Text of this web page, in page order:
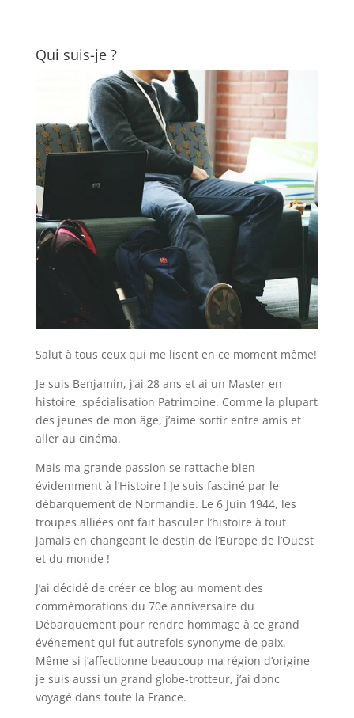
Qui suis-je ?
Salut à tous ceux qui me lisent en ce moment même!
Je suis Benjamin, j’ai 28 ans et ai un Master en
histoire, spécialisation Patrimoine. Comme la plupart
des jeunes de mon âge, j’aime sortir entre amis et
aller au cinéma.
Mais ma grande passion se rattache bien
évidemment à l’Histoire ! Je suis fasciné par le
débarquement de Normandie. Le 6 Juin 1944, les
troupes alliées ont fait basculer l’histoire à tout
jamais en changeant le destin de l’Europe de l’Ouest
et du monde !
J’ai décidé de créer ce blog au moment des
commémorations du 70e anniversaire du
Débarquement pour rendre hommage à ce grand
événement qui fut autrefois synonyme de paix.
Même si j’affectionne beaucoup ma région d’origine
je suis aussi un grand globe-trotteur, j’ai donc
voyagé dans toute la France.